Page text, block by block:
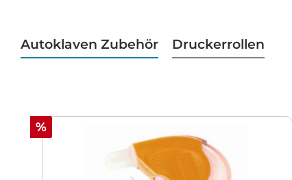
Autoklaven Zubehör Druckerrollen
Rabatt
%